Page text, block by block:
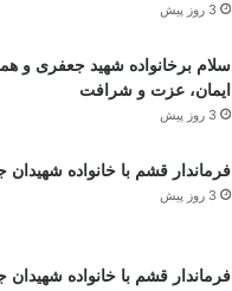
3 روز پیش
سلام برخانواده شهید جعفری و
ایمان، عزت و شرافت
3 روز پیش
فرماندار قشم با خانواده شهیدان
3 روز پیش
فرماندار قشم با خانواده شهیدان